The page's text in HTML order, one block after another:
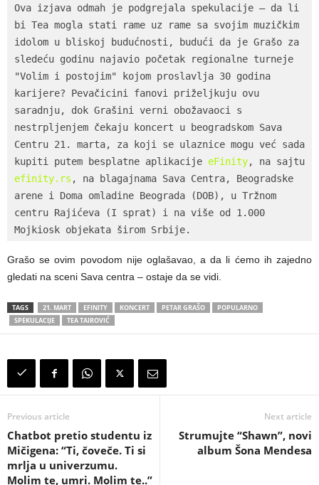
Ova izjava odmah je podgrejala spekulacije – da li
bi Tea mogla stati rame uz rame sa svojim muzičkim
idolom u bliskoj budućnosti, budući da je Grašo za
sledeću godinu najavio početak regionalne turneje
"Volim i postojim" kojom proslavlja 30 godina
karijere? Pevačicini fanovi priželjkuju ovu
saradnju, dok Grašini verni obožavaoci s
nestrpljenjem čekaju koncert u beogradskom Sava
Centru 21. marta, za koji se ulaznice mogu već sada
kupiti putem besplatne aplikacije eFinity
efinity.rs , na blagajnama Sava Centra, Beogradske
arene i Doma omladine Beograda (DOB), u Tržnom
centru Rajićeva (I sprat) i na više od 1.000
Mojkiosk objekata širom Srbije.
Grašo se ovim povodom nije oglašavao, a da li ćemo ih zajedno
gledati na sceni Sava centra – ostaje da se vidi.
TAGS 21. MART EFINITY KONCERT PETAR GRAŠO
POPULARNO
SPEKULACIJE
TEA TAIROVIĆ
Previous article
Chatbot pretio studentu iz
Mičigena: “Ti, čoveče. Ti si
mrlja u univerzumu.
Molim te, umri. Molim te..”
Next article
Strumujte “Shawn”, novi
album Šona Mendesa